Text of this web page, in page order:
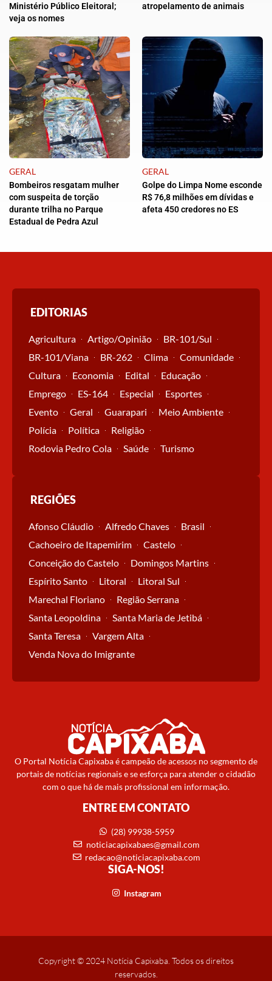
Ministério Público Eleitoral;
veja os nomes
atropelamento de animais
GERAL
Bombeiros resgatam mulher
com suspeita de torção
durante trilha no Parque
Estadual de Pedra Azul
GERAL
Golpe do Limpa Nome esconde
R$ 76,8 milhões em dívidas e
afeta 450 credores no ES
EDITORIAS
Agricultura Artigo/Opinião
BR-101/Sul
BR-101/Viana
BR-262 Clima
Comunidade
Cultura
Economia Edital
Educação
Emprego
ES-164 Especial
Esportes
Evento
Geral Guarapari
Meio Ambiente
Polícia
Política
Religião
Rodovia Pedro Cola
Saúde Turismo
REGIÕES
Afonso Cláudio Alfredo Chaves
Brasil
Cachoeiro de Itapemirim
Castelo
Conceição do Castelo
Domingos Martins
Espírito Santo
Litoral
Litoral Sul
Marechal Floriano
Região Serrana
Santa Leopoldina
Santa Maria de Jetibá
Santa Teresa
Vargem Alta
Venda Nova do Imigrante
O Portal Notícia Capixaba é campeão de acessos no segmento de
portais de notícias regionais e se esforça para atender o cidadão
com o que há de mais profissional em informação.
ENTRE EM CONTATO
(28) 99938-5959
noticiacapixabaes@gmail.com
redacao@noticiacapixaba.com
SIGA-NOS!
Instagram
Copyright © 2024 Notícia Capixaba. Todos os direitos
reservados.